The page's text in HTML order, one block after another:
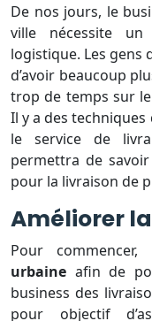
De nos jours, le
ville nécessite un
logistique. Les gens
d’avoir beaucoup
trop de temps sur
Il y a des
le service de
permettra de
pour la livraison de
Améliorer
Pour
urbaine afin de
business des
pour objectif